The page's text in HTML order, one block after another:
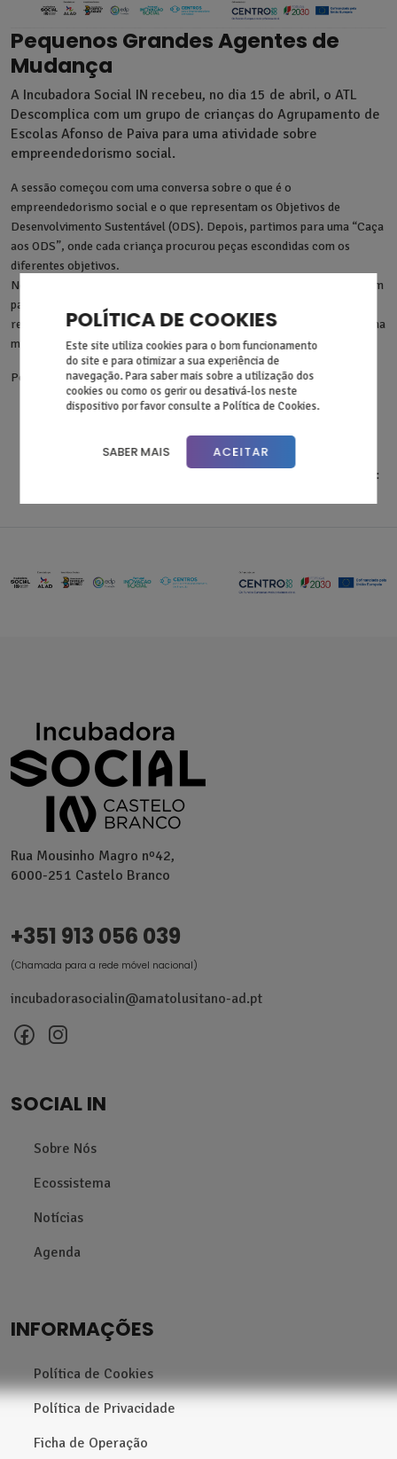
Pequenos Grandes Agentes de
Mudança
A Incubadora Social IN recebeu, no dia 15 de abril, o ATL
Descomplica com um grupo de crianças do Agrupamento de
Escolas Afonso de Paiva para uma atividade sobre
empreendedorismo social.
A sessão começou com uma conversa sobre o que é o
empreendedorismo social e o que representam os Objetivos de
Desenvolvimento Sustentável (ODS). Depois, partimos para uma “Caça
aos ODS”, onde cada criança procurou peças escondidas com os
diferentes objetivos.
No final, juntámos todas as peças e construímos o Puzzle dos ODS num
painel coletivo. Cada criança contribuiu para a imagem final,
reforçando a ideia de que todas as pessoas podem ter um papel ativo na
mudança.
Porque nunca é cedo demais para começar a mudar o mundo!
Partilhar:
Rua Mousinho Magro nº42,
6000-251 Castelo Branco
+351 913 056 039
(Chamada para a rede móvel nacional)
incubadorasocialin@amatolusitano-ad.pt
SOCIAL IN
Sobre Nós
Ecossistema
Notícias
Agenda
INFORMAÇÕES
Política de Cookies
Política de Privacidade
Ficha de Operação
POLÍTICA DE COOKIES
Este site utiliza cookies para o bom funcionamento
do site e para otimizar a sua experiência de
navegação. Para saber mais sobre a utilização dos
cookies ou como os gerir ou desativá-los neste
dispositivo por favor consulte a Política de Cookies.
SABER MAIS ACEITAR